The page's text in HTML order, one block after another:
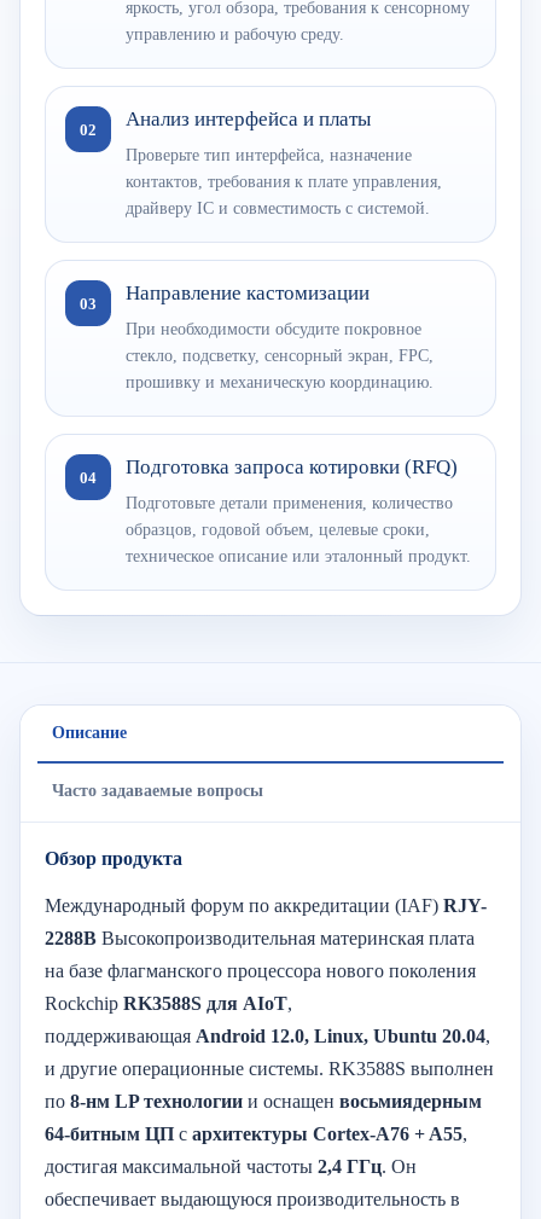
яркость, угол обзора, требования к сенсорному
управлению и рабочую среду.
02 Анализ интерфейса и платы
Проверьте тип интерфейса, назначение
контактов, требования к плате управления,
драйверу IC и совместимость с системой.
03 Направление кастомизации
При необходимости обсудите покровное
стекло, подсветку, сенсорный экран, FPC,
прошивку и механическую координацию.
04 Подготовка запроса котировки (RFQ)
Подготовьте детали применения, количество
образцов, годовой объем, целевые сроки,
техническое описание или эталонный продукт.
Описание
Часто задаваемые вопросы
Обзор продукта
Международный форум по аккредитации (IAF) RJY-
2288B Высокопроизводительная материнская плата
на базе флагманского процессора нового поколения
Rockchip RK3588S для AIoT,
поддерживающая Android 12.0, Linux, Ubuntu 20.04,
и другие операционные системы. RK3588S выполнен
по 8-нм LP технологии и оснащен восьмиядерным
64-битным ЦП с архитектуры Cortex-A76 + A55,
достигая максимальной частоты 2,4 ГГц. Он
обеспечивает выдающуюся производительность в